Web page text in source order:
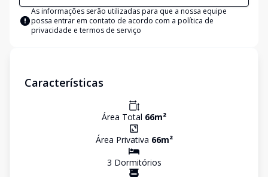
As informações serão utilizadas para que a nossa equipe
possa entrar em contato de acordo com a política de
privacidade e termos de serviço
Características
Área Total 66m²
Área Privativa 66m²
3 Dormitórios